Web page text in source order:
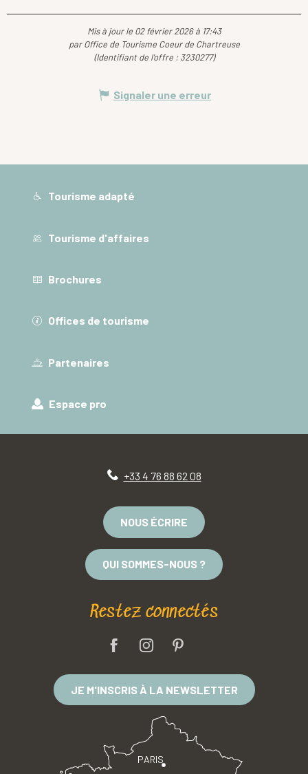
Mis à jour le 02 février 2026 à 17:43
par Office de Tourisme Coeur de Chartreuse
(Identifiant de l'offre : 3230277)
Signaler une erreur
Tourisme adapté
Tourisme d'affaires
Brochures
Offices de tourisme
Partenaires
Espace pro
+33 4 76 88 62 08
NOUS ÉCRIRE
QUI SOMMES-NOUS ?
Restez connectés
JE M'INSCRIS À LA NEWSLETTER
PARIS